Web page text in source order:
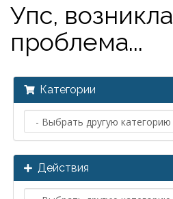
Упс, возникла
проблема...
Категории
Действия